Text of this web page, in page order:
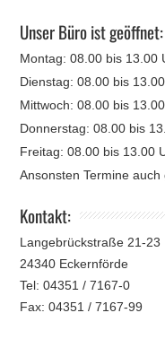
Unser Büro ist geöffnet:
Montag: 08.00 bis 13.00
Dienstag: 08.00 bis
Mittwoch: 08.00 bis
Donnerstag: 08.00 bis
Freitag: 08.00 bis 13.00
Ansonsten Termine
Kontakt:
Langebrückstraße 21-23
24340 Eckernförde
Tel: 04351 / 7167-0
Fax: 04351 / 7167-99